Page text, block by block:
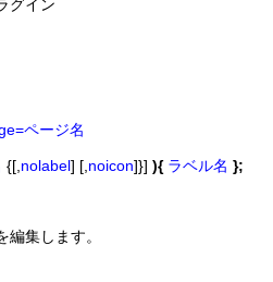
グイン
ページ名
{[, nolabel] [, noicon]}]){ ラベル名 };
編集します。